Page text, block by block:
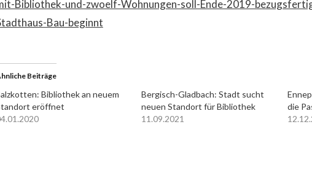
Bibliothek-und-zwoelf-Wohnungen-soll-Ende-2019-
Bau-beginnt
Beiträge
Bibliothek an neuem
eröffnet
Bergisch-Gladbach: Stadt sucht
neuen Standort für Bibliothek
11.09.2021
die